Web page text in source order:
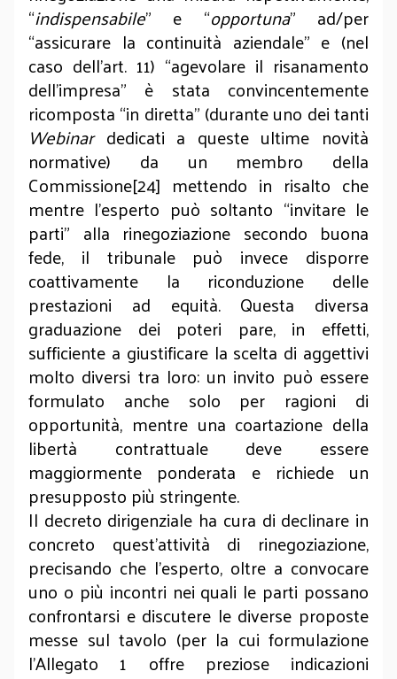
“indispensabile” e “opportuna” ad/per
“assicurare la continuità aziendale” e (nel
caso dell’art. 11) “agevolare il risanamento
dell’impresa” è stata convincentemente
ricomposta “in diretta” (durante uno dei tanti
Webinardedicati a queste ultime novità
normative) da un membro della
Commissione[24] mettendo in risalto che
mentre l’esperto può soltanto “invitare le
parti” alla rinegoziazione secondo buona
fede, il tribunale può invece disporre
coattivamente la riconduzione delle
prestazioni ad equità. Questa diversa
graduazione dei poteri pare, in effetti,
sufficiente a giustificare la scelta di aggettivi
molto diversi tra loro: un invito può essere
formulato anche solo per ragioni di
opportunità, mentre una coartazione della
libertà contrattuale deve essere
maggiormente ponderata e richiede un
presupposto più stringente.
Il decreto dirigenziale ha cura di declinare in
concreto quest’attività di rinegoziazione,
precisando che l’esperto, oltre a convocare
uno o più incontri nei quali le parti possano
confrontarsi e discutere le diverse proposte
messe sul tavolo (per la cui formulazione
l’Allegato 1 offre preziose indicazioni